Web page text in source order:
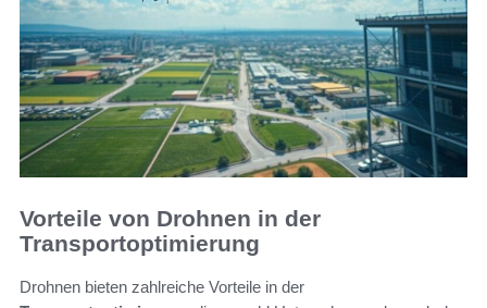
Vorteile von Drohnen in der
Transportoptimierung
Drohnen bieten zahlreiche Vorteile in der